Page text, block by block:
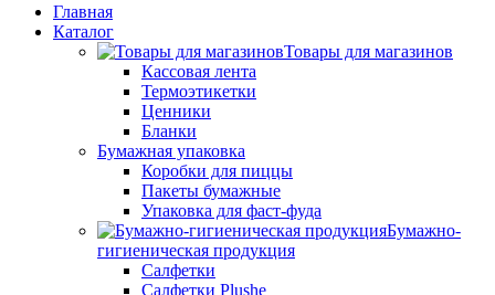
Главная
Каталог
Товары для магазинов
Кассовая лента
Термоэтикетки
Ценники
Бланки
Бумажная упаковка
Коробки для пиццы
Пакеты бумажные
Упаковка для фаст-фуда
Бумажно-
гигиеническая продукция
Салфетки
Салфетки Plushe